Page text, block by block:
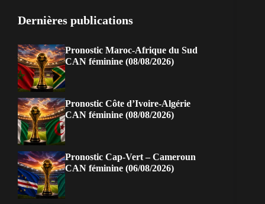
Dernières publications
Pronostic Maroc-Afrique du Sud
CAN féminine (08/08/2026)
Pronostic Côte d’Ivoire-Algérie
CAN féminine (08/08/2026)
Pronostic Cap-Vert – Cameroun
CAN féminine (06/08/2026)